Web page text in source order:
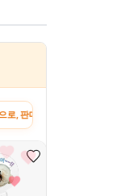
수료를 제공받습니